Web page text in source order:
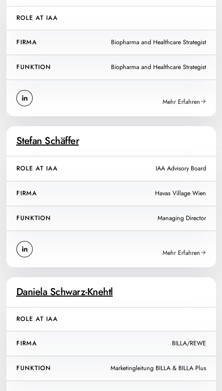
ROLE AT IAA
FIRMA Biopharma and Healthcare Strategist
FUNKTION Biopharma and Healthcare Strategist
Mehr Erfahren
Stefan Schäffer
ROLE AT IAA IAA Advisory Board
FIRMA Havas Village Wien
FUNKTION Managing Director
Mehr Erfahren
Daniela Schwarz-Knehtl
ROLE AT IAA
FIRMA BILLA/REWE
FUNKTION Marketingleitung BILLA & BILLA Plus